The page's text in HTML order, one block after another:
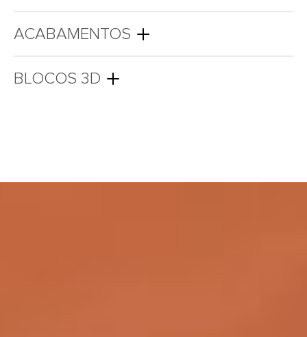
ACABAMENTOS
BLOCOS 3D